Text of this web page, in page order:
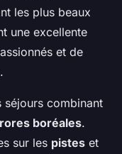
les plus beaux
une excellente
et de
séjours combinant
boréales.
sur les pistes et